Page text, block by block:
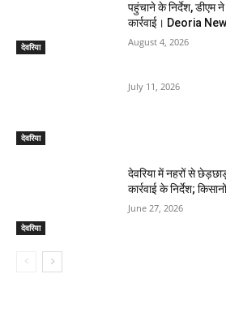
देवरिया
पहुंचाने के निर्देश, डीएम ने
कार्रवाई। Deoria
August 4, 2026
देवरिया
July 11, 2026
देवरिया
देवरिया में नहरों से
कार्रवाई के निर्देश;
June 27, 2026